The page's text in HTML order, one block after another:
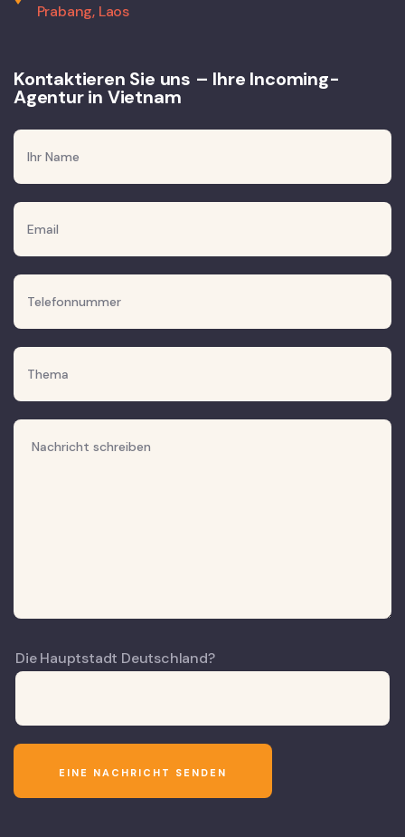
Prabang, Laos
Kontaktieren Sie uns – Ihre Incoming-
Agentur in Vietnam
Die Hauptstadt Deutschland?